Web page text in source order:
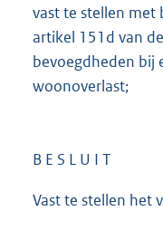
vast te stellen met
artikel 151d van
bevoegdheden bij
woonoverlast;
B E S L U I T
Vast te stellen het